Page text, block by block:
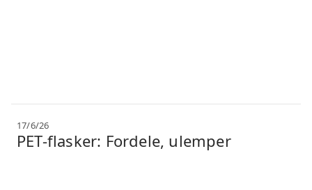
17/6/26
PET-flasker: Fordele, ulemper